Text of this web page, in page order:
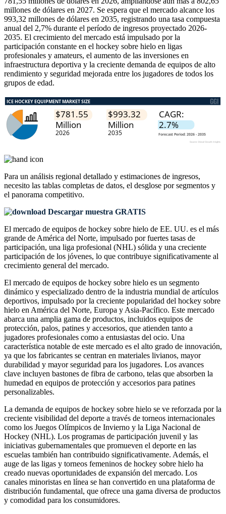
millones de dólares en 2027. Se espera que el mercado alcance los
993,32 millones de dólares en 2035, registrando una tasa compuesta
anual del 2,7% durante el período de ingresos proyectado 2026-
2035. El crecimiento del mercado está impulsado por la
participación constante en el hockey sobre hielo en ligas
profesionales y amateurs, el aumento de las inversiones en
infraestructura deportiva y la creciente demanda de equipos de alto
rendimiento y seguridad mejorada entre los jugadores de todos los
grupos de edad.
Para un análisis regional detallado y estimaciones de ingresos,
necesito las tablas completas de datos, el desglose por segmentos y
el panorama competitivo.
Descargar muestra GRATIS
El mercado de equipos de hockey sobre hielo de EE. UU. es el más
grande de América del Norte, impulsado por fuertes tasas de
participación, una liga profesional (NHL) sólida y una creciente
participación de los jóvenes, lo que contribuye significativamente al
crecimiento general del mercado.
El mercado de equipos de hockey sobre hielo es un segmento
dinámico y especializado dentro de la industria mundial de artículos
deportivos, impulsado por la creciente popularidad del hockey sobre
hielo en América del Norte, Europa y Asia-Pacífico. Este mercado
abarca una amplia gama de productos, incluidos equipos de
protección, palos, patines y accesorios, que atienden tanto a
jugadores profesionales como a entusiastas del ocio. Una
característica notable de este mercado es el alto grado de innovación,
ya que los fabricantes se centran en materiales livianos, mayor
durabilidad y mayor seguridad para los jugadores. Los avances
clave incluyen bastones de fibra de carbono, telas que absorben la
humedad en equipos de protección y accesorios para patines
personalizables.
La demanda de equipos de hockey sobre hielo se ve reforzada por la
creciente visibilidad del deporte a través de torneos internacionales
como los Juegos Olímpicos de Invierno y la Liga Nacional de
Hockey (NHL). Los programas de participación juvenil y las
iniciativas gubernamentales que promueven el deporte en las
escuelas también han contribuido significativamente. Además, el
auge de las ligas y torneos femeninos de hockey sobre hielo ha
creado nuevas oportunidades de expansión del mercado. Los
canales minoristas en línea se han convertido en una plataforma de
distribución fundamental, que ofrece una gama diversa de productos
y comodidad para los consumidores.